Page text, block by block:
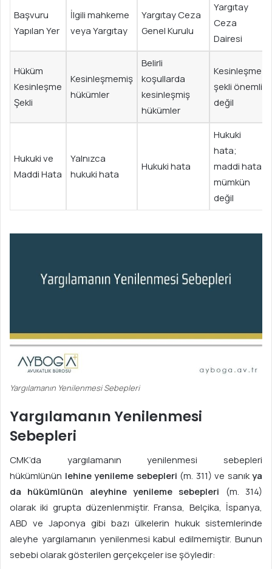
Başvuru
Yapılan Yer
İlgili mahkeme
veya Yargıtay
Yargıtay Ceza
Genel Kurulu
Yargıtay
Ceza
Dairesi
Hüküm
Kesinleşme
Şekli
Kesinleşmemiş
hükümler
Belirli
koşullarda
kesinleşmiş
hükümler
Kesinleşme
şekli önemli
değil
Hukuki ve
Maddi Hata
Yalnızca
hukuki hata
Hukuki hata
Hukuki
hata;
maddi hata
mümkün
değil
Yargılamanın Yenilenmesi Sebepleri
Yargılamanın Yenilenmesi
Sebepleri
CMK’da yargılamanın yenilenmesi sebepleri
hükümlünün lehine yenileme sebepleri (m. 311) ve sanıkya
da hükümlünün aleyhine yenileme sebepleri (m. 314)
olarak iki grupta düzenlenmiştir. Fransa, Belçika, İspanya,
ABD ve Japonya gibi bazı ülkelerin hukuk sistemlerinde
aleyhe yargılamanın yenilenmesi kabul edilmemiştir. Bunun
sebebi olarak gösterilen gerçekçeler ise şöyledir: